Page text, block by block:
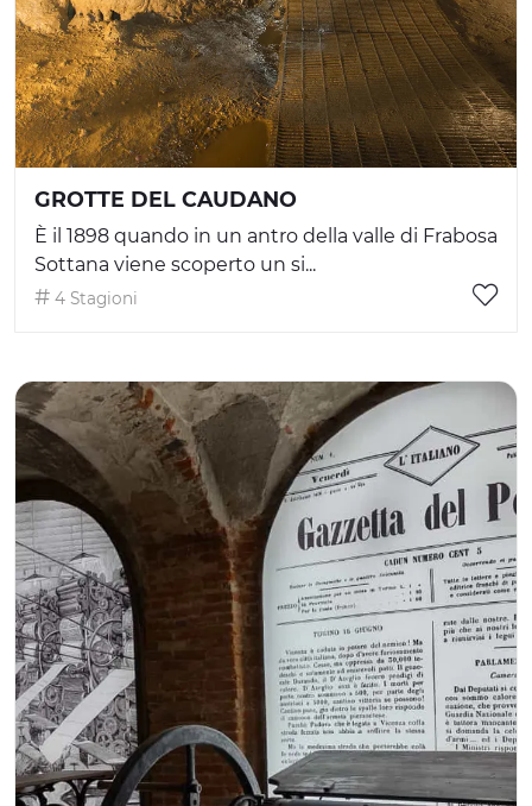
GROTTE DEL CAUDANO
È il 1898 quando in un antro della valle di Frabosa
Sottana viene scoperto un si...
4 Stagioni